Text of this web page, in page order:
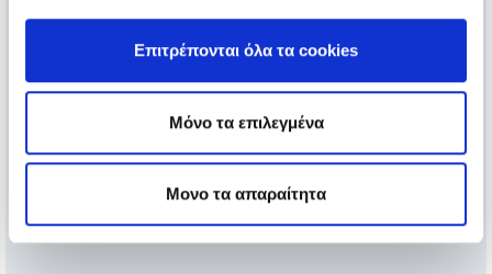
Επιτρέπονται όλα τα cookies
Μόνο τα επιλεγμένα
Μονο τα απαραίτητα